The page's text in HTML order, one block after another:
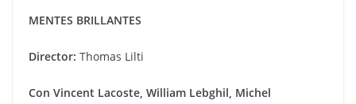
MENTES BRILLANTES
Director: Thomas Lilti
Con Vincent Lacoste, William Lebghil, Michel